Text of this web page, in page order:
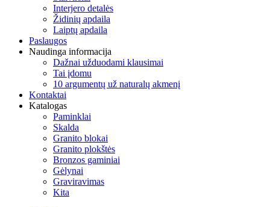
Interjero detalės
Židinių apdaila
Laiptų apdaila
Paslaugos
Naudinga informacija
Dažnai užduodami klausimai
Tai įdomu
10 argumentų už naturalų akmenį
Kontaktai
Katalogas
Paminklai
Skalda
Granito blokai
Granito plokštės
Bronzos gaminiai
Gėlynai
Graviravimas
Kita